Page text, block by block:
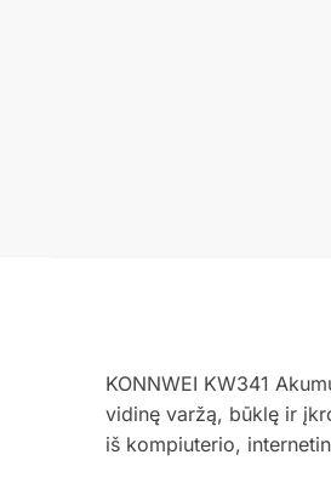
KONNWEI KW341
vidinę varžą, būklę ir
iš kompiuterio,